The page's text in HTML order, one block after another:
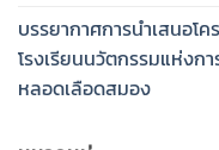
บรรยากาศการนำเสนอ
โรงเรียนนวัตกรรมแห่งก
หลอดเลือดสมอง